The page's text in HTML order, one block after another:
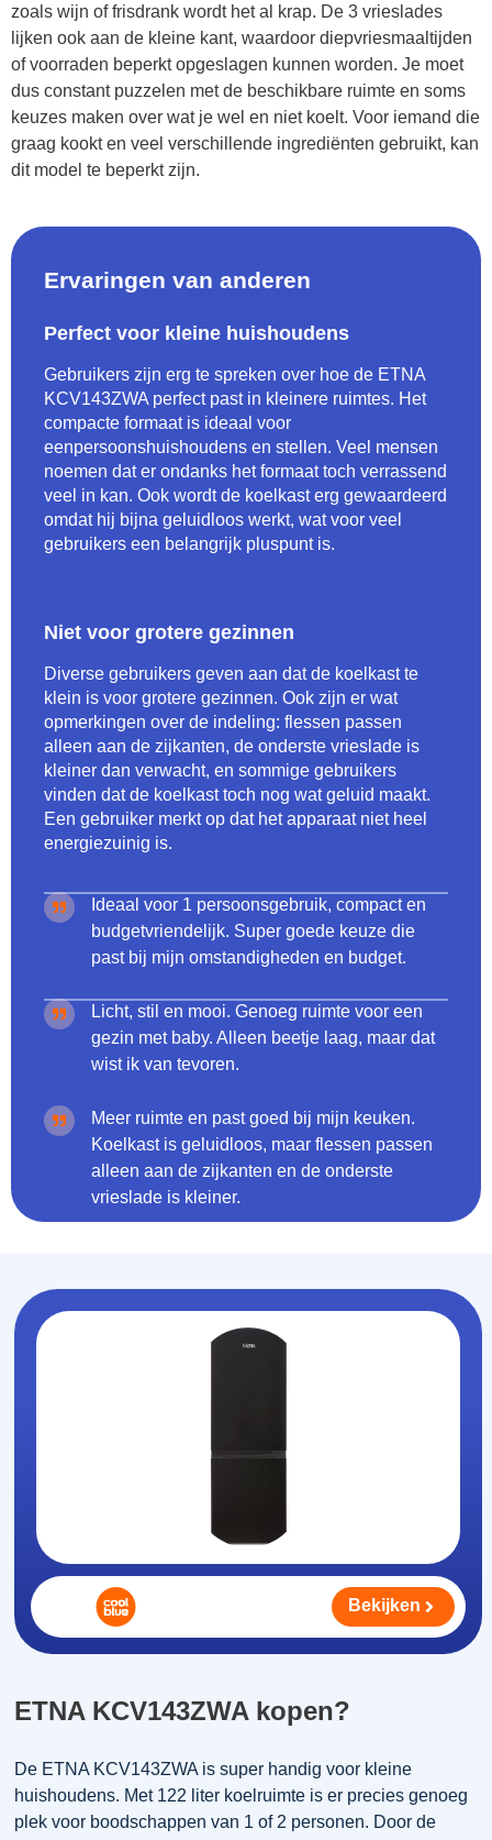
zoals wijn of frisdrank wordt het al krap. De 3 vrieslades
lijken ook aan de kleine kant, waardoor diepvriesmaaltijden
of voorraden beperkt opgeslagen kunnen worden. Je moet
dus constant puzzelen met de beschikbare ruimte en soms
keuzes maken over wat je wel en niet koelt. Voor iemand die
graag kookt en veel verschillende ingrediënten gebruikt, kan
dit model te beperkt zijn.
Ervaringen van anderen
Perfect voor kleine huishoudens
Gebruikers zijn erg te spreken over hoe de ETNA
KCV143ZWA perfect past in kleinere ruimtes. Het
compacte formaat is ideaal voor
eenpersoonshuishoudens en stellen. Veel mensen
noemen dat er ondanks het formaat toch verrassend
veel in kan. Ook wordt de koelkast erg gewaardeerd
omdat hij bijna geluidloos werkt, wat voor veel
gebruikers een belangrijk pluspunt is.
Niet voor grotere gezinnen
Diverse gebruikers geven aan dat de koelkast te
klein is voor grotere gezinnen. Ook zijn er wat
opmerkingen over de indeling: flessen passen
alleen aan de zijkanten, de onderste vrieslade is
kleiner dan verwacht, en sommige gebruikers
vinden dat de koelkast toch nog wat geluid maakt.
Een gebruiker merkt op dat het apparaat niet heel
energiezuinig is.
Ideaal voor 1 persoonsgebruik, compact en
budgetvriendelijk. Super goede keuze die
past bij mijn omstandigheden en budget.
Licht, stil en mooi. Genoeg ruimte voor een
gezin met baby. Alleen beetje laag, maar dat
wist ik van tevoren.
Meer ruimte en past goed bij mijn keuken.
Koelkast is geluidloos, maar flessen passen
alleen aan de zijkanten en de onderste
vrieslade is kleiner.
ETNA KCV143ZWA kopen?
De ETNA KCV143ZWA is super handig voor kleine
huishoudens. Met 122 liter koelruimte is er precies genoeg
plek voor boodschappen van 1 of 2 personen. Door de
Bekijken